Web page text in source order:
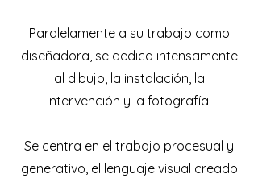
Paralelamente a su trabajo como
diseñadora, se dedica intensamente
al dibujo, la instalación, la
intervención y la fotografía.
Se centra en el trabajo procesual y
generativo, el lenguaje visual creado